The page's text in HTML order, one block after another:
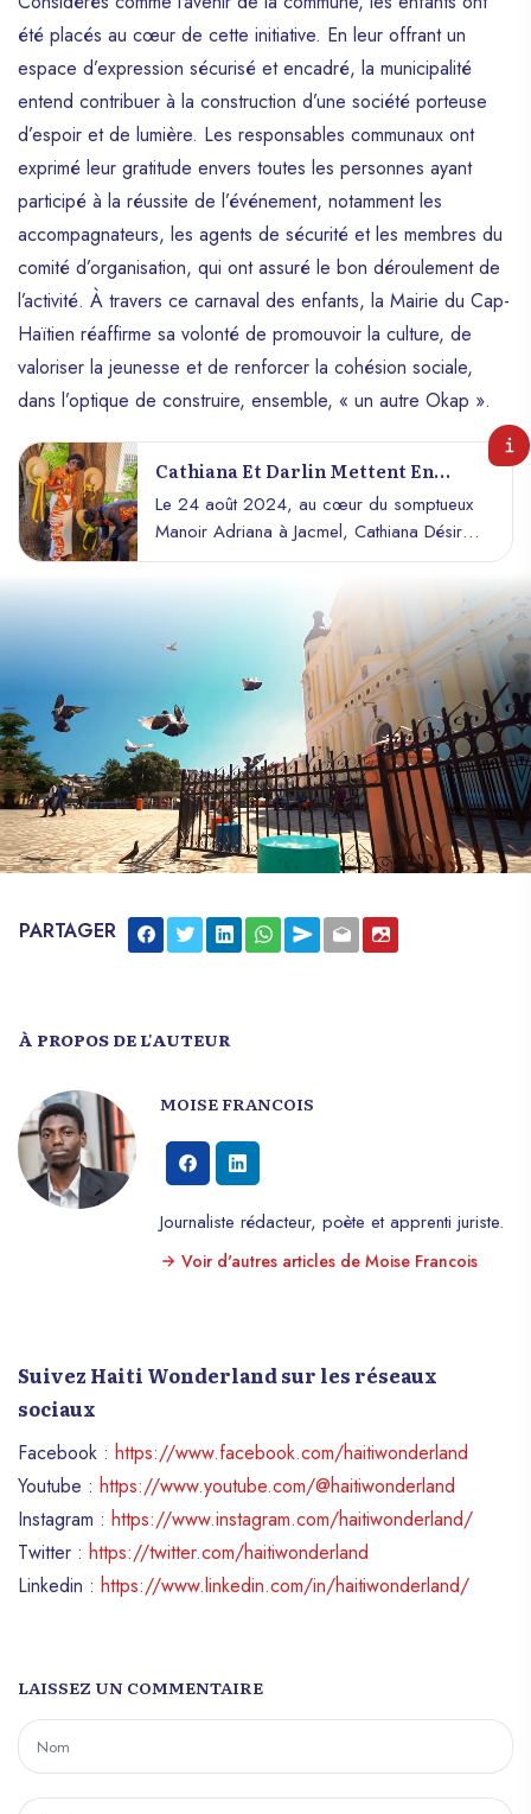
été placés au cœur de cette initiative. En leur offrant un
espace d’expression sécurisé et encadré, la municipalité
entend contribuer à la construction d’une société porteuse
d’espoir et de lumière. Les responsables communaux ont
exprimé leur gratitude envers toutes les personnes ayant
participé à la réussite de l’événement, notamment les
accompagnateurs, les agents de sécurité et les membres du
comité d’organisation, qui ont assuré le bon déroulement de
l’activité. À travers ce carnaval des enfants, la Mairie du Cap-
Haïtien réaffirme sa volonté de promouvoir la culture, de
valoriser la jeunesse et de renforcer la cohésion sociale,
dans l’optique de construire, ensemble, « un autre Okap ».
Cathiana Et Darlin Mettent En
Valeur La Culture Haïtienne À
Travers Leur Union
Le 24 août 2024, au cœur du somptueux
Manoir Adriana à Jacmel, Cathiana Désiré,
juriste et féministe, et Darlin Johancy Michel,
producteur et opérateur culturel, ont
réinventé le mariage haïtien en une
célébration éblouissante de leurs racines.
Alors que les mariages traditionnels se
contentent souvent de robes blanches et
de costumes, cette union s’est distinguée
par son profond respect des traditions
haïtiennes et sa mise en avant d’une
spiritualité envoûtante.
PARTAGER
À PROPOS DE L'AUTEUR
MOISE FRANCOIS
Journaliste rédacteur, poète et apprenti juriste.
Voir d'autres articles de Moise Francois
Suivez Haiti Wonderland sur les réseaux
sociaux
Facebook : https://www.facebook.com/haitiwonderland
Youtube : https://www.youtube.com/@haitiwonderland
Instagram : https://www.instagram.com/haitiwonderland/
Twitter : https://twitter.com/haitiwonderland
Linkedin : https://www.linkedin.com/in/haitiwonderland/
LAISSEZ UN COMMENTAIRE